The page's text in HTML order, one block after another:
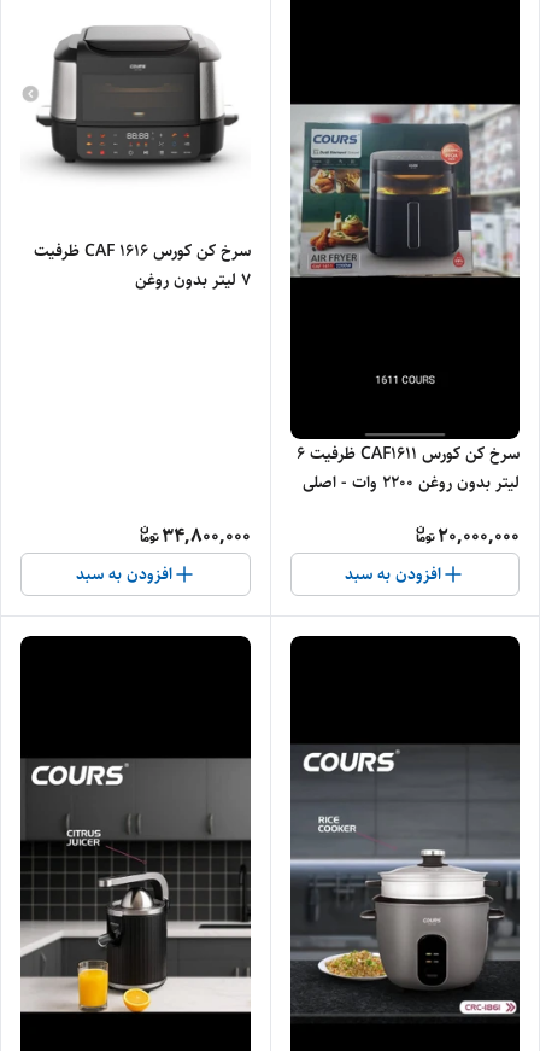
سرخ کن کورس CAF1611 ظرفیت ۶
لیتر بدون روغن ۲۲۰۰ وات - اصلی
20,000,000
افزودن به سبد
سرخ کن کورس CAF 1616 ظرفیت
۷ لیتر بدون روغن
34,800,000
افزودن به سبد